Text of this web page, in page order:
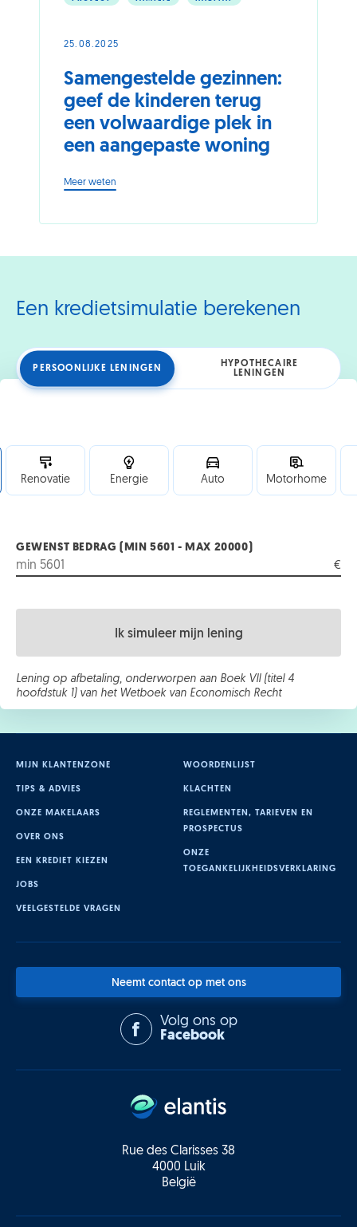
Samengestelde gezinnen:
geef de kinderen terug
een volwaardige plek in
een aangepaste woning
25.08.2025
Meer weten
geef
kinderen
volwaardige
plek
een
aangepaste
Een kredietsimulatie berekenen
PERSOONLIJKE LENINGEN
HYPOTHECAIRE
LENINGEN
Persoonlijke Renovatie Energie Auto
GEWENST BEDRAG (MIN 5601 - MAX 20000)
€
Ik simuleer mijn lening
Lening op afbetaling, onderworpen aan Boek VII (titel 4
hoofdstuk 1) van het Wetboek van Economisch Recht
Rue des Clarisses 38
4000 Luik
België
MIJN KLANTENZONE
TIPS & ADVIES
ONZE MAKELAARS
OVER ONS
EEN KREDIET KIEZEN
JOBS
VEELGESTELDE VRAGEN
WOORDENLIJST
KLACHTEN
REGLEMENTEN, TARIEVEN EN
PROSPECTUS
ONZE
TOEGANKELIJKHEIDSVERKLARING
Neemt contact op met ons
Volg ons op
Facebook